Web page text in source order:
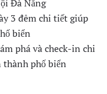
Đà Nẵng
3 đêm chi tiết giúp
biển
phá và check-in chi
thành phố biển